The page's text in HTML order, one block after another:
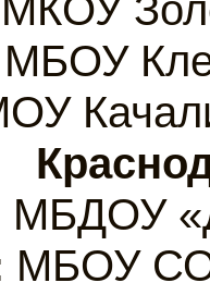
МБОУ
МБДОУ
МБОУ